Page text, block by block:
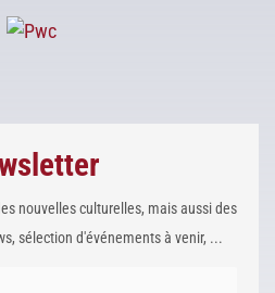
nouvelles culturelles, mais aussi des
sélection d'événements à venir, ...